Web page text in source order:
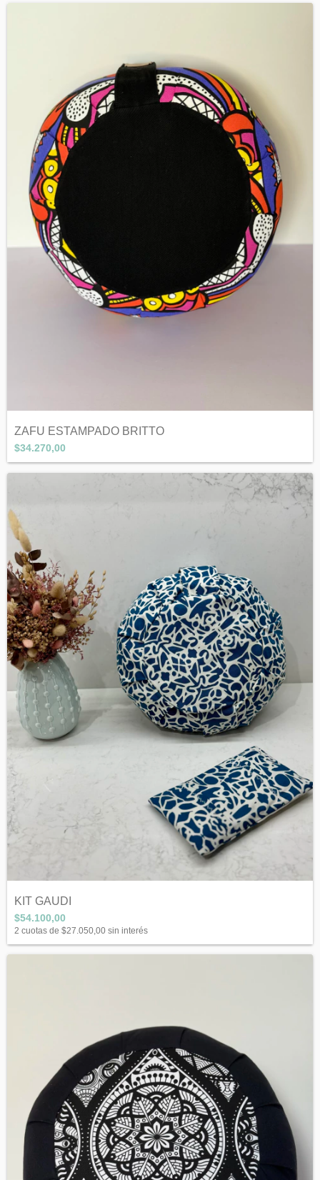
ZAFU ESTAMPADO BRITTO
$34.270,00
KIT GAUDI
$54.100,00
2 cuotas de $27.050,00 sin interés